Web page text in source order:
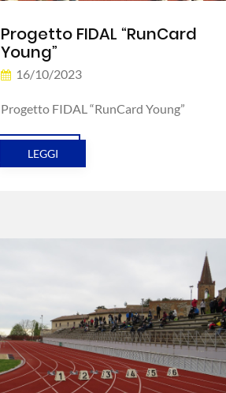
Progetto FIDAL “RunCard
Young”
16/10/2023
Progetto FIDAL “RunCard Young”
LEGGI